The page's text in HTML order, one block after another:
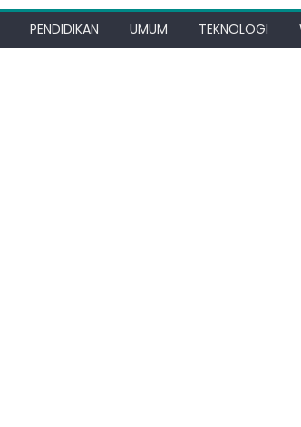
PENDIDIKAN UMUM TEKNOLOGI